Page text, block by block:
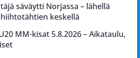
säväytti Norjassa – lähellä
keskellä
MM-kisat 5.8.2026 – Aikataulu,